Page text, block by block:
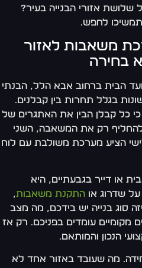
אזורי הבנייה בעיר?
לחפש.
משאבות לאזור
בחירה
הבית ברחוב אבא הלל, הבנתי
בגלל תחרות בין קבלנים.
כל קבלן הבין את האתגרים של
רק את המשאבה, השני
הציע מערכת משולבת עם לוח
או דייר בגבעתיים, היא
שדרוג אוהתקנת משאבות,
סוג בנייה יש בידכם, מה מצב
מקומיים עומדים בפניכם. רק אז
הנכון והמותאם.
מה שעובד באזור אחד לא